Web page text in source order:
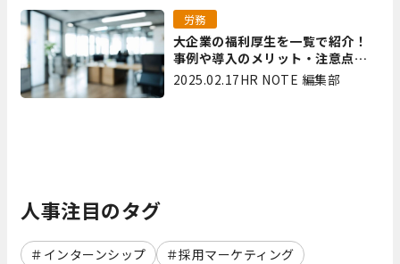
大企業の福利厚生を一覧で紹介！
事例や導入のメリット・注意点を
解説
労務
2025.02.17HR NOTE 編集部
人事注目のタグ
インターンシップ
採用マーケティング